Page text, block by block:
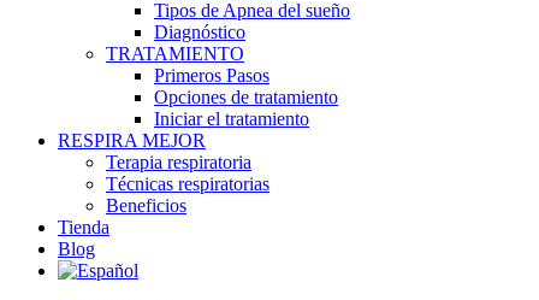
Tipos de Apnea del sueño
Diagnóstico
TRATAMIENTO
Primeros Pasos
Opciones de tratamiento
Iniciar el tratamiento
RESPIRA MEJOR
Terapia respiratoria
Técnicas respiratorias
Beneficios
Tienda
Blog